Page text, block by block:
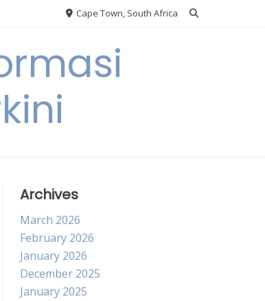
Cape Town, South Africa
Archives
March 2026
February 2026
January 2026
December 2025
January 2025